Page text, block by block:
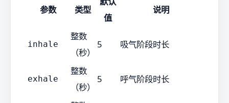
参数 类型
值
说明
inhale
整数
（秒）
5 吸气阶段时长
exhale
整数
（秒）
5 呼气阶段时长